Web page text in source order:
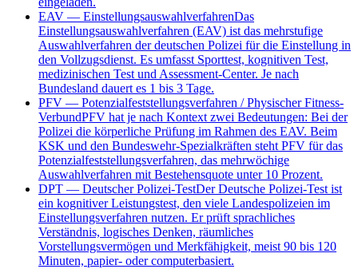
EAV — EinstellungsauswahlverfahrenDas
Einstellungsauswahlverfahren (EAV) ist das mehrstufige
Auswahlverfahren der deutschen Polizei für die Einstellung in
den Vollzugsdienst. Es umfasst Sporttest, kognitiven Test,
medizinischen Test und Assessment-Center. Je nach
Bundesland dauert es 1 bis 3 Tage.
PFV — Potenzialfeststellungsverfahren / Physischer Fitness-
VerbundPFV hat je nach Kontext zwei Bedeutungen: Bei der
Polizei die körperliche Prüfung im Rahmen des EAV. Beim
KSK und den Bundeswehr-Spezialkräften steht PFV für das
Potenzialfeststellungsverfahren, das mehrwöchige
Auswahlverfahren mit Bestehensquote unter 10 Prozent.
DPT — Deutscher Polizei-TestDer Deutsche Polizei-Test ist
ein kognitiver Leistungstest, den viele Landespolizeien im
Einstellungsverfahren nutzen. Er prüft sprachliches
Verständnis, logisches Denken, räumliches
Vorstellungsvermögen und Merkfähigkeit, meist 90 bis 120
Minuten, papier- oder computerbasiert.